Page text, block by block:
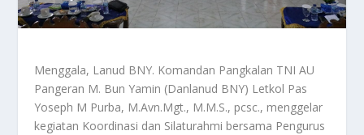
Menggala, Lanud BNY. Komandan Pangkalan TNI AU
Pangeran M. Bun Yamin (Danlanud BNY) Letkol Pas
Yoseph M Purba, M.Avn.Mgt., M.M.S., pcsc., menggelar
kegiatan Koordinasi dan Silaturahmi bersama Pengurus